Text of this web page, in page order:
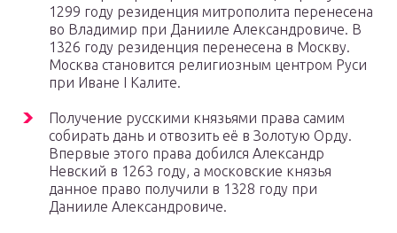
1299 году резиденция митрополита перенесена
во Владимир при Данииле Александровиче. В
1326 году резиденция перенесена в Москву.
Москва становится религиозным центром Руси
при Иване I Калите.
Получение русскими князьями права самим
собирать дань и отвозить её в Золотую Орду.
Впервые этого права добился Александр
Невский в 1263 году, а московские князья
данное право получили в 1328 году при
Данииле Александровиче.